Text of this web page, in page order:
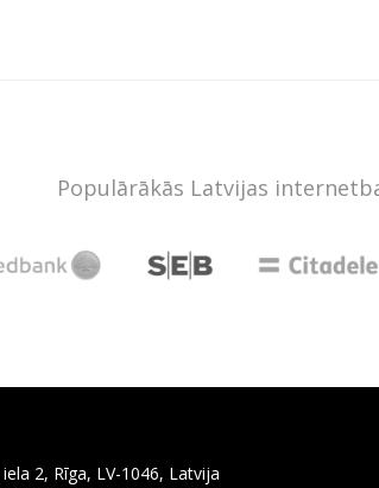
Populārākās Latvijas
2, Rīga, LV-1046, Latvija